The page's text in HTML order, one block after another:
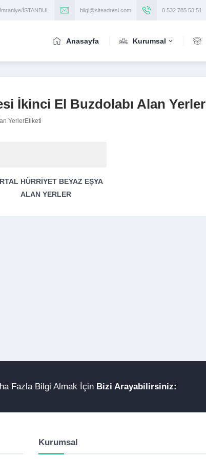
İSTANBUL bilgi@siteadresi.com 0 532 785 53 51
Anasayfa Kurumsal
İkinci El Buzdolabı Alan Yerler
YerlerEtiketi
HÜRRIYET BEYAZ EŞYA
ALAN YERLER
Fazla Bilgi Almak İçin Bizi Arayabilirsiniz:
Kurumsal